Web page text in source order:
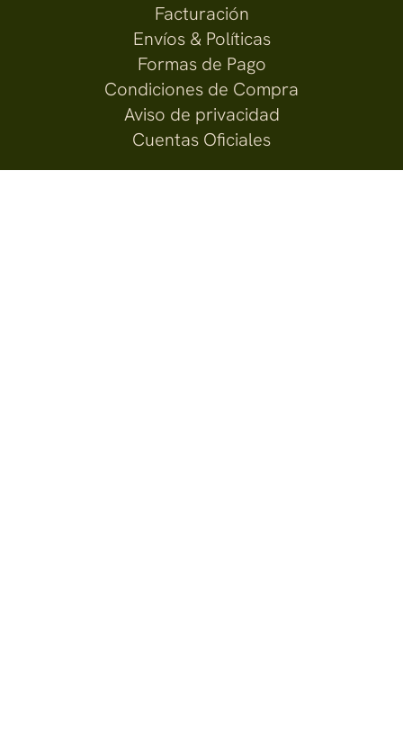
Facturación
Envíos & Políticas
Formas de Pago
Condiciones de Compra
Aviso de privacidad
Cuentas Oficiales